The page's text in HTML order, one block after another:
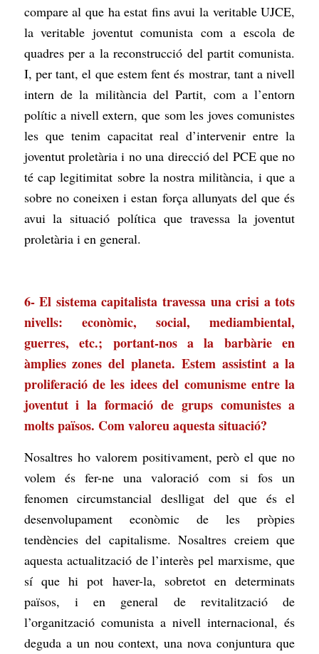
compare al que ha estat fins avui la veritable UJCE,
la veritable joventut comunista com a escola de
quadres per a la reconstrucció del partit comunista.
I, per tant, el que estem fent és mostrar, tant a nivell
intern de la militància del Partit, com a l’entorn
polític a nivell extern, que som les joves comunistes
les que tenim capacitat real d’intervenir entre la
joventut proletària i no una direcció del PCE que no
té cap legitimitat sobre la nostra militància, i que a
sobre no coneixen i estan força allunyats del que és
avui la situació política que travessa la joventut
proletària i en general.
6- El sistema capitalista travessa una crisi a tots
nivells: econòmic, social, mediambiental,
guerres, etc.; portant-nos a la barbàrie en
àmplies zones del planeta. Estem assistint a la
proliferació de les idees del comunisme entre la
joventut i la formació de grups comunistes a
molts països. Com valoreu aquesta situació?
Nosaltres ho valorem positivament, però el que no
volem és fer-ne una valoració com si fos un
fenomen circumstancial deslligat del que és el
desenvolupament econòmic de les pròpies
tendències del capitalisme. Nosaltres creiem que
aquesta actualització de l’interès pel marxisme, que
sí que hi pot haver-la, sobretot en determinats
països, i en general de revitalització de
l’organització comunista a nivell internacional, és
deguda a un nou context, una nova conjuntura que